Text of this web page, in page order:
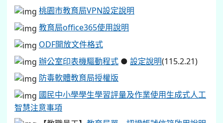
桃園市教育局VPN設定說明
教育局office365使用說明
ODF開放文件格式
辦公室印表機驅動程式 ● 設定說明(115.2.21)
防毒軟體教育局授權版
國民中小學學生學習評量及作業使用生成式人工
智慧注意事項